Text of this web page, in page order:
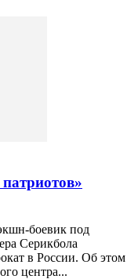
боевик под
Серикбола
в России. Об этом
центра...